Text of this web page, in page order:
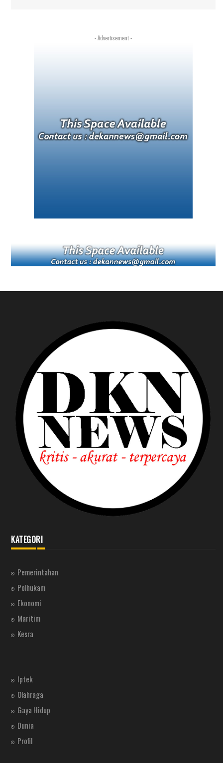
- Advertisement -
KATEGORI
Pemerintahan
Polhukam
Ekonomi
Maritim
Kesra
Iptek
Olahraga
Gaya Hidup
Dunia
Profil